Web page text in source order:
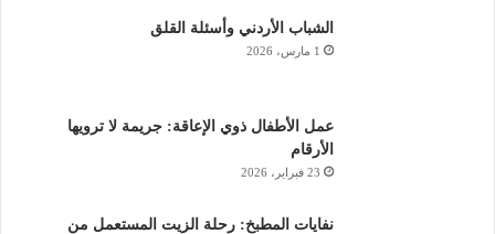
الشباب الأردني وأسئلة القلق
1 مارس، 2026
عمل الأطفال ذوي الإعاقة: جريمة لا ترويها
الأرقام
23 فبراير، 2026
نفايات المطبخ: رحلة الزيت المستعمل من